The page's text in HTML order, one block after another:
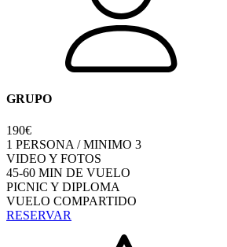
GRUPO
190€
1 PERSONA / MINIMO 3
VIDEO Y FOTOS
45-60 MIN DE VUELO
PICNIC Y DIPLOMA
VUELO COMPARTIDO
RESERVAR